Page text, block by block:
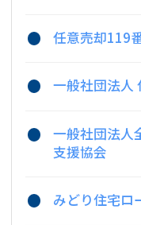
任意売却119
一般社団法人
一般社団法人
支援協会
みどり住宅ロ